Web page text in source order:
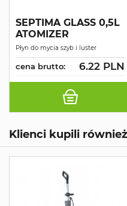
SEPTIMA GLASS 0,5L
ATOMIZER
Płyn do mycia szyb i luster
cena brutto: 6.22 PLN
Klienci kupili również